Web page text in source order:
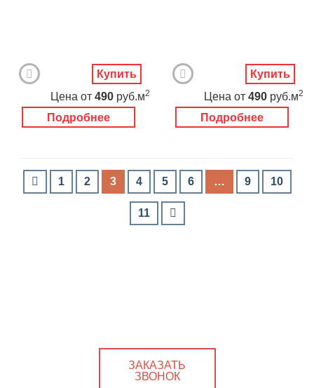
Подробнее
Цена от 490 руб.м2
Купить
Подробнее
Цена от 490 руб.м2
Купить
1 2 3 4 5 6 … 9 10
11
ЗАКАЗАТЬ
ЗВОНОК